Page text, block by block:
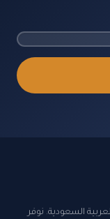
السعودية. نوفر